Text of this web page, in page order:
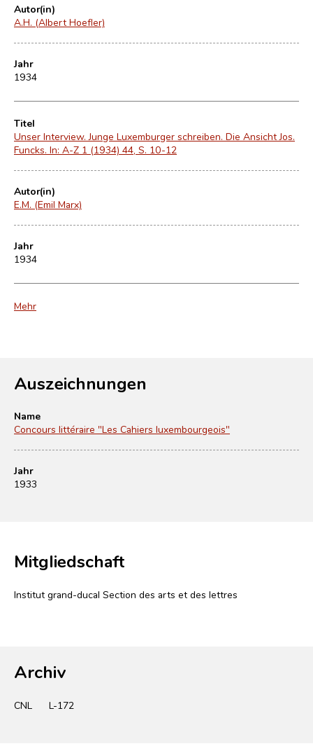
Autor(in)
A.H. (Albert Hoefler)
Jahr
1934
Titel
Unser Interview. Junge Luxemburger schreiben. Die Ansicht Jos.
Funcks. In: A-Z 1 (1934) 44, S. 10-12
Autor(in)
E.M. (Emil Marx)
Jahr
1934
Mehr
Auszeichnungen
Name
Concours littéraire "Les Cahiers luxembourgeois"
Jahr
1933
Mitgliedschaft
Institut grand-ducal Section des arts et des lettres
Archiv
CNL L-172